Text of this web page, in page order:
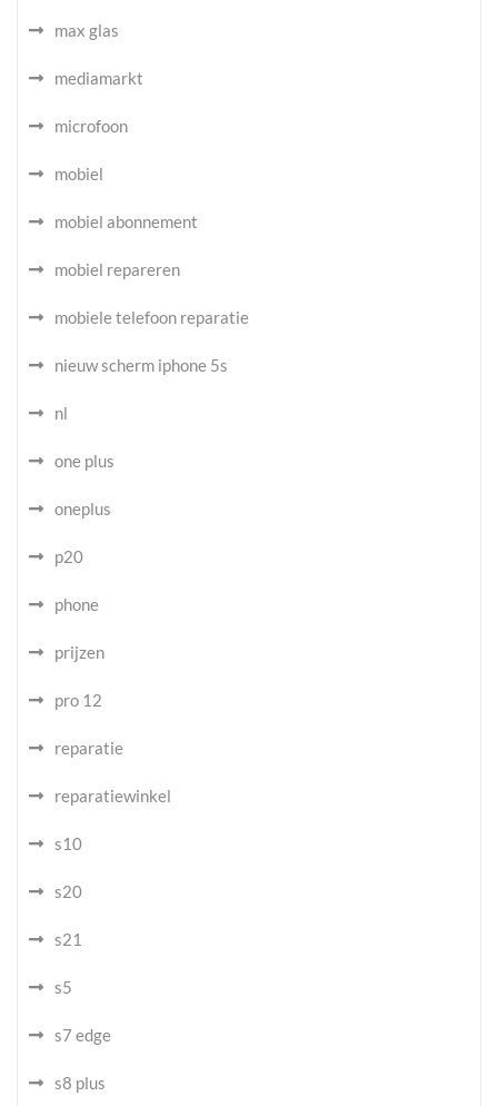
max glas
mediamarkt
microfoon
mobiel
mobiel abonnement
mobiel repareren
mobiele telefoon reparatie
nieuw scherm iphone 5s
nl
one plus
oneplus
p20
phone
prijzen
pro 12
reparatie
reparatiewinkel
s10
s20
s21
s5
s7 edge
s8 plus